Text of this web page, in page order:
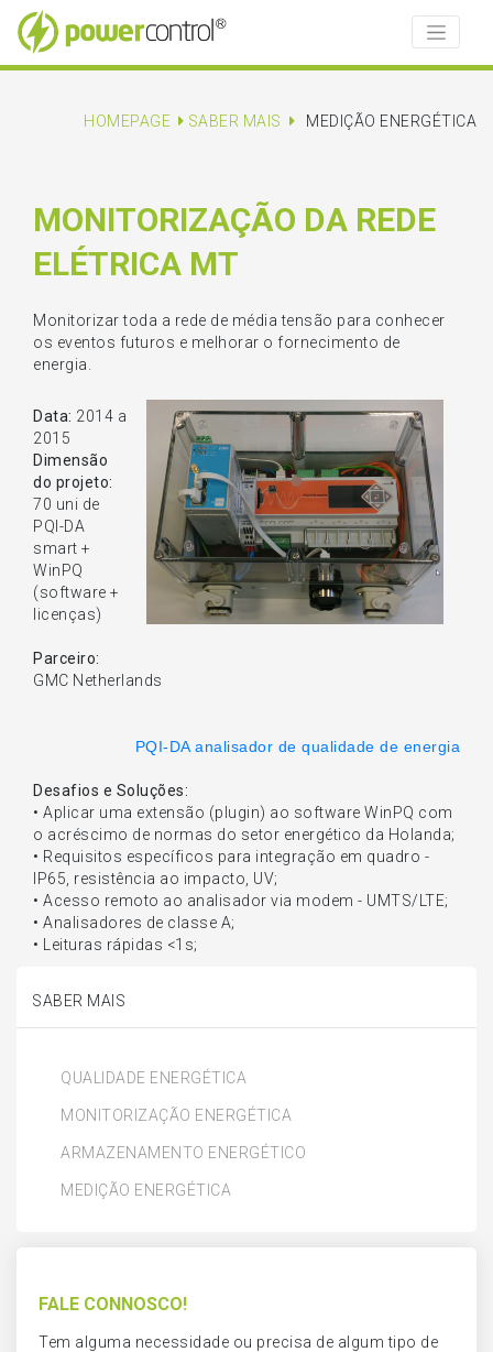
HOMEPAGE SABER MAIS MEDIÇÃO ENERGÉTICA
SABER MAIS
QUALIDADE ENERGÉTICA
MONITORIZAÇÃO ENERGÉTICA
ARMAZENAMENTO ENERGÉTICO
MEDIÇÃO ENERGÉTICA
MONITORIZAÇÃO DA REDE
ELÉTRICA MT
Monitorizar toda a rede de média tensão para conhecer
os eventos futuros e melhorar o fornecimento de
energia.
Data: 2014 a
2015
Dimensão
do projeto:
70 uni de
PQI-DA
smart +
WinPQ
(software +
licenças)
Parceiro:
GMC Netherlands
PQI-DA analisador de qualidade de energia
Desafios e Soluções:
• Aplicar uma extensão (plugin) ao software WinPQ com
o acréscimo de normas do setor energético da Holanda;
• Requisitos específicos para integração em quadro -
IP65, resistência ao impacto, UV;
• Acesso remoto ao analisador via modem - UMTS/LTE;
• Analisadores de classe A;
• Leituras rápidas <1s;
FALE CONNOSCO!
Tem alguma necessidade ou precisa de algum tipo de